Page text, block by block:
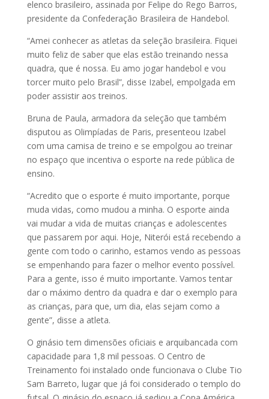
elenco brasileiro, assinada por Felipe do Rego Barros,
presidente da Confederação Brasileira de Handebol.
“Amei conhecer as atletas da seleção brasileira. Fiquei
muito feliz de saber que elas estão treinando nessa
quadra, que é nossa. Eu amo jogar handebol e vou
torcer muito pelo Brasil”, disse Izabel, empolgada em
poder assistir aos treinos.
Bruna de Paula, armadora da seleção que também
disputou as Olimpíadas de Paris, presenteou Izabel
com uma camisa de treino e se empolgou ao treinar
no espaço que incentiva o esporte na rede pública de
ensino.
“Acredito que o esporte é muito importante, porque
muda vidas, como mudou a minha. O esporte ainda
vai mudar a vida de muitas crianças e adolescentes
que passarem por aqui. Hoje, Niterói está recebendo a
gente com todo o carinho, estamos vendo as pessoas
se empenhando para fazer o melhor evento possível.
Para a gente, isso é muito importante. Vamos tentar
dar o máximo dentro da quadra e dar o exemplo para
as crianças, para que, um dia, elas sejam como a
gente”, disse a atleta.
O ginásio tem dimensões oficiais e arquibancada com
capacidade para 1,8 mil pessoas. O Centro de
Treinamento foi instalado onde funcionava o Clube Tio
Sam Barreto, lugar que já foi considerado o templo do